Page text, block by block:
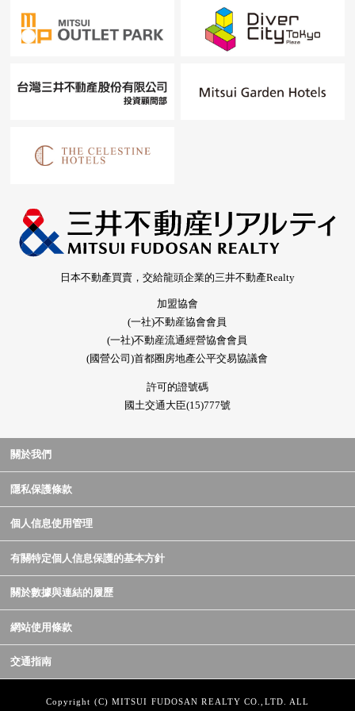
日本不動產買賣，交給龍頭企業的三井不動產Realty
加盟協會
(一社)不動産協會會員
(一社)不動産流通經營協會會員
(國營公司)首都圈房地產公平交易協議會
許可的證號碼
國土交通大臣(15)777號
關於我們
隱私保護條款
個人信息使用管理
有關特定個人信息保護的基本方針
關於數據與連結的履歷
網站使用條款
交通指南
Copyright (C) MITSUI FUDOSAN REALTY CO.,LTD. ALL